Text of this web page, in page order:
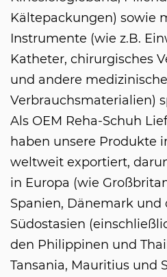
Kältepackungen) sowie
Instrumente (wie z.B.
Katheter, chirurgisches
und andere medizinische
Verbrauchsmaterialien)
Als OEM Reha-Schuh
haben unsere Produkte
weltweit exportiert,
in Europa (wie
Spanien, Dänemark und
Südostasien
den Philippinen und
Tansania, Mauritius und